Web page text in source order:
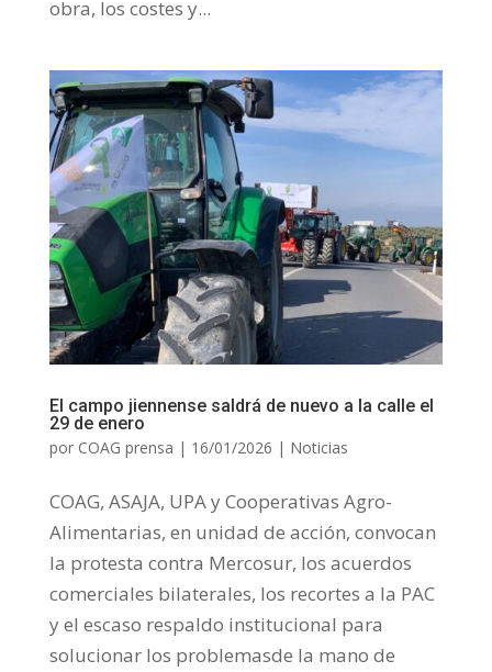
obra, los costes y...
El campo jiennense saldrá de nuevo a la calle el
29 de enero
por COAG prensa | 16/01/2026 | Noticias
COAG, ASAJA, UPA y Cooperativas Agro-
Alimentarias, en unidad de acción, convocan
la protesta contra Mercosur, los acuerdos
comerciales bilaterales, los recortes a la PAC
y el escaso respaldo institucional para
solucionar los problemasde la mano de